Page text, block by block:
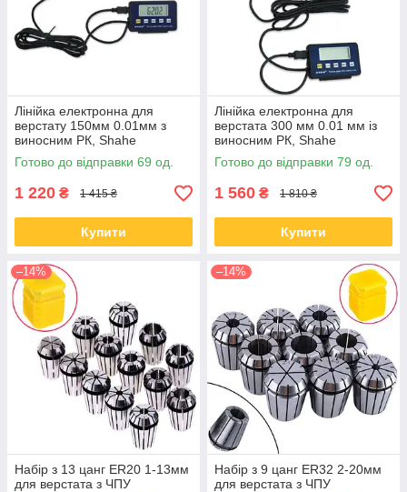
Лінійка електронна для
верстату 150мм 0.01мм з
виносним РК, Shahe
Готово до відправки 69 од.
1 220 ₴ 1 415 ₴
Купити
Лінійка електронна для
верстата 300 мм 0.01 мм із
виносним РК, Shahe
Готово до відправки 79 од.
1 560 ₴ 1 810 ₴
Купити
–14%
Набір з 13 цанг ER20 1-13мм
для верстата з ЧПУ
–14%
Набір з 9 цанг ER32 2-20мм
для верстата з ЧПУ